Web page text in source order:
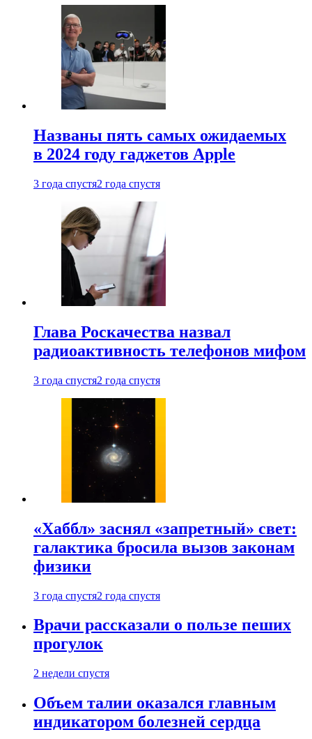
Названы пять самых ожидаемых
в 2024 году гаджетов Apple
3 года спустя2 года спустя
Глава Роскачества назвал
радиоактивность телефонов мифом
3 года спустя2 года спустя
«Хаббл» заснял «запретный» свет:
галактика бросила вызов законам
физики
3 года спустя2 года спустя
Врачи рассказали о пользе пеших
прогулок
2 недели спустя
Объем талии оказался главным
индикатором болезней сердца